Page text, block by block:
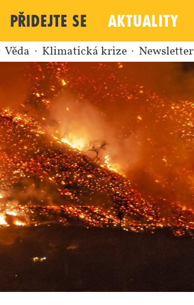
Přidejte se Aktuality
Věda Klimatická krize Newsletter